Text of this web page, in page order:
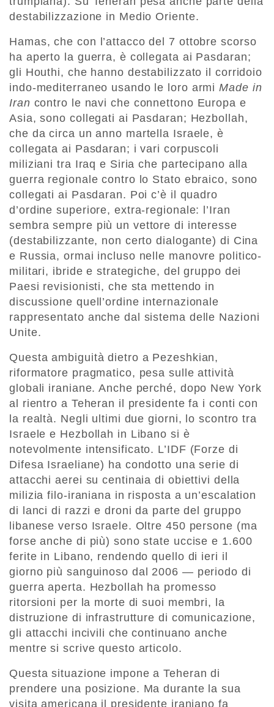
destabilizzazione in Medio Oriente.
Hamas, che con l’attacco del 7 ottobre scorso
ha aperto la guerra, è collegata ai Pasdaran;
gli Houthi, che hanno destabilizzato il corridoio
indo-mediterraneo usando le loro armiMade in
Iran contro le navi che connettono Europa e
Asia, sono collegati ai Pasdaran; Hezbollah,
che da circa un anno martella Israele, è
collegata ai Pasdaran; i vari corpuscoli
miliziani tra Iraq e Siria che partecipano alla
guerra regionale contro lo Stato ebraico, sono
collegati ai Pasdaran. Poi c’è il quadro
d’ordine superiore, extra-regionale: l’Iran
sembra sempre più un vettore di interesse
(destabilizzante, non certo dialogante) di Cina
e Russia, ormai incluso nelle manovre politico-
militari, ibride e strategiche, del gruppo dei
Paesi revisionisti, che sta mettendo in
discussione quell’ordine internazionale
rappresentato anche dal sistema delle Nazioni
Unite.
Questa ambiguità dietro a Pezeshkian,
riformatore pragmatico, pesa sulle attività
globali iraniane. Anche perché, dopo New York
al rientro a Teheran il presidente fa i conti con
la realtà. Negli ultimi due giorni, lo scontro tra
Israele e Hezbollah in Libano si è
notevolmente intensificato. L’IDF (Forze di
Difesa Israeliane) ha condotto una serie di
attacchi aerei su centinaia di obiettivi della
milizia filo-iraniana in risposta a un’escalation
di lanci di razzi e droni da parte del gruppo
libanese verso Israele. Oltre 450 persone (ma
forse anche di più) sono state uccise e 1.600
ferite in Libano, rendendo quello di ieri il
giorno più sanguinoso dal 2006 — periodo di
guerra aperta. Hezbollah ha promesso
ritorsioni per la morte di suoi membri, la
distruzione di infrastrutture di comunicazione,
gli attacchi incivili che continuano anche
mentre si scrive questo articolo.
Questa situazione impone a Teheran di
prendere una posizione. Ma durante la sua
visita americana il presidente iraniano fa